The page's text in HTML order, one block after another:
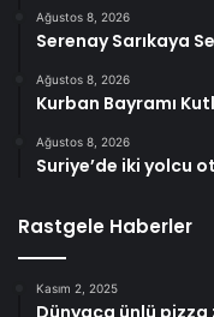
Ağustos 8, 2026
Serenay Sarıkaya
Ağustos 8, 2026
Kurban Bayramı
Ağustos 8, 2026
Suriye’de iki yolcu
Rastgele Haberler
Kasım 2, 2025